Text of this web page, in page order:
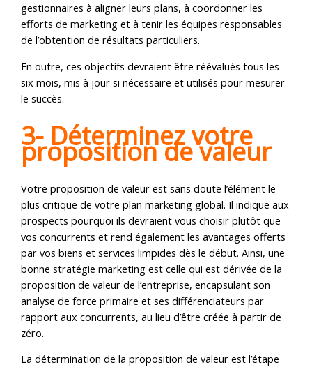
gestionnaires à aligner leurs plans, à coordonner les
efforts de marketing et à tenir les équipes responsables
de l’obtention de résultats particuliers.
En outre, ces objectifs devraient être réévalués tous les
six mois, mis à jour si nécessaire et utilisés pour mesurer
le succès.
3- Déterminez votre
proposition de valeur
Votre proposition de valeur est sans doute l’élément le
plus critique de votre plan marketing global. Il indique aux
prospects pourquoi ils devraient vous choisir plutôt que
vos concurrents et rend également les avantages offerts
par vos biens et services limpides dès le début. Ainsi, une
bonne stratégie marketing est celle qui est dérivée de la
proposition de valeur de l’entreprise, encapsulant son
analyse de force primaire et ses différenciateurs par
rapport aux concurrents, au lieu d’être créée à partir de
zéro.
La détermination de la proposition de valeur est l’étape